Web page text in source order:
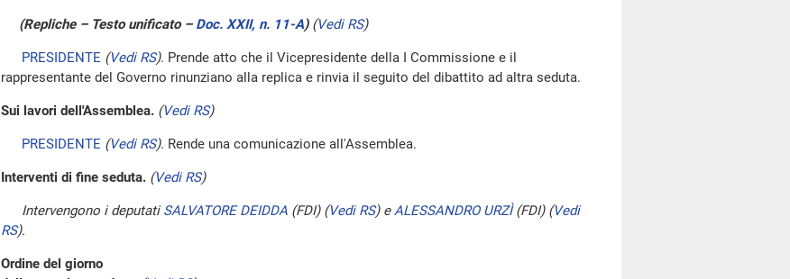
(Repliche – Testo unificato – Doc. XXII, n. 11-A) (Vedi RS)
PRESIDENTE (Vedi RS). Prende atto che il Vicepresidente della I Commissione e il
rappresentante del Governo rinunziano alla replica e rinvia il seguito del dibattito ad altra seduta.
Sui lavori dell'Assemblea. (Vedi RS)
PRESIDENTE (Vedi RS). Rende una comunicazione all'Assemblea.
Interventi di fine seduta. (Vedi RS)
Intervengono i deputati SALVATORE DEIDDA (FDI) (Vedi RS)eALESSANDRO URZÌ(FDI) (Vedi
RS).
Ordine del giorno